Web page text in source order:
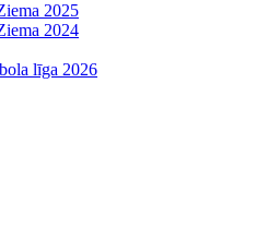
2025
2024
līga 2026